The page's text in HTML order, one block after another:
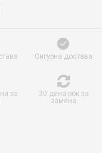
Сигурна достава
за
30 дена рок за
замена